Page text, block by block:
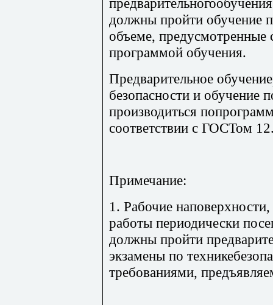
должны пройти обучение
объеме, предусмотренные
программой обучения.
Предварительное
безопасности и обучение
производиться
соответствии с ГОСТом
Примечание:
1. Рабочие
работы периодически
должны пройти
экзамены по
требованиями,